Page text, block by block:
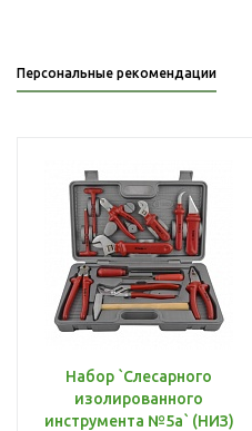
Персональные рекомендации
Набор `Слесарного
изолированного
инструмента №5а` (НИЗ)